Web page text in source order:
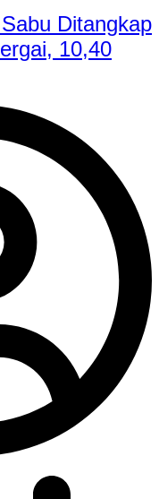
Ditangkap
10,40